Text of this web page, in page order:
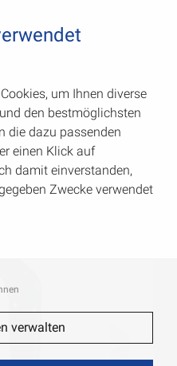
um Ihnen diverse
den bestmöglichsten
die dazu passenden
einen Klick auf
damit einverstanden,
Zwecke verwendet
verwalten